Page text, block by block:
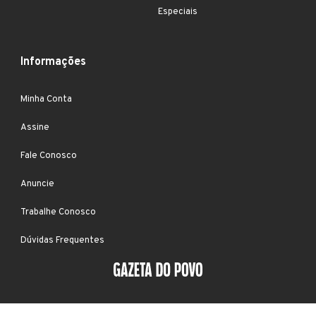
Especiais
Informações
Minha Conta
Assine
Fale Conosco
Anuncie
Trabalhe Conosco
Dúvidas Frequentes